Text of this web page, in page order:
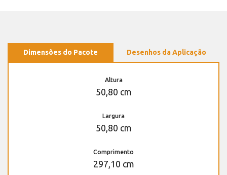
Dimensões do Pacote Desenhos da Aplicação
Altura
50,80 cm
Largura
50,80 cm
Comprimento
297,10 cm